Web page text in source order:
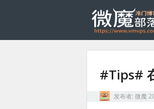
#Tips#
发布者: 微魔